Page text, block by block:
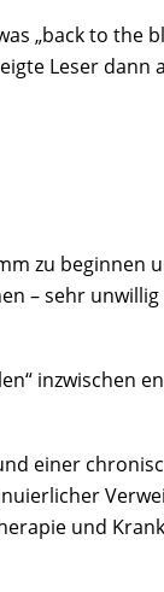
„back to the
Leser
zu beginnen
– sehr
inzwischen
einer
und